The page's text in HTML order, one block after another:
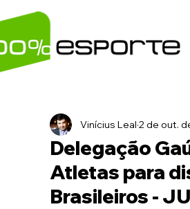
Delegação
Atletas para
Brasileiros -
Vinícius Leal 2 de out.